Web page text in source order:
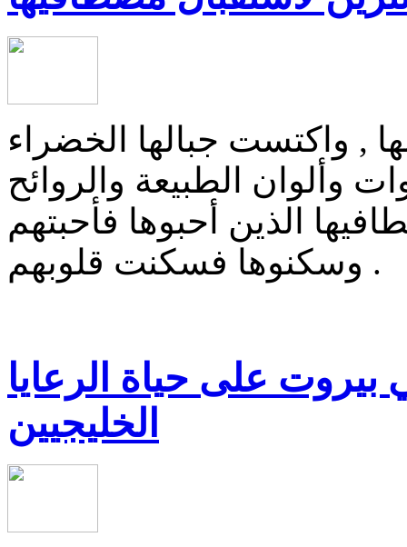
, واكتست جبالها الخضراء
وألوان الطبيعة والروائح
الذين أحبوها فأحبتهم
وسكنوها فسكنت قلوبهم .
على حياة الرعايا
الخليجيين